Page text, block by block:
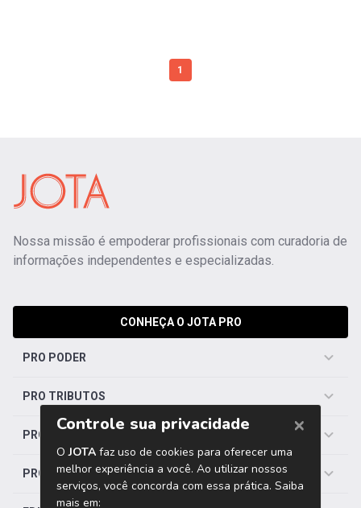
1
Nossa missão é empoderar profissionais com curadoria de
informações independentes e especializadas.
CONHEÇA O JOTA PRO
PRO PODER
PRO TRIBUTOS
PRO TRABALHISTA
PRO SAÚDE